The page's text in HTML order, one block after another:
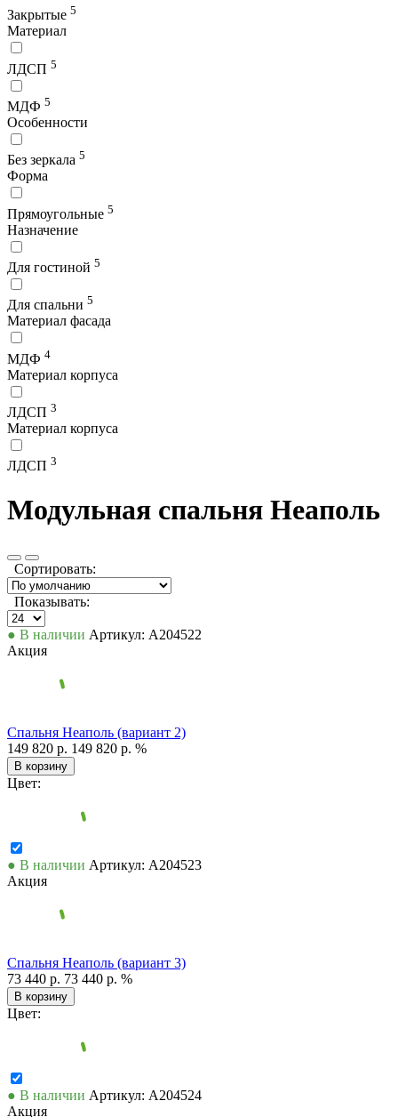
Закрытые 5
Материал
ЛДСП 5
МДФ 5
Особенности
Без зеркала 5
Форма
Прямоугольные 5
Назначение
Для гостиной 5
Для спальни 5
Материал фасада
МДФ 4
Материал корпуса
ЛДСП 3
Материал корпуса
ЛДСП 3
Модульная спальня Неаполь
Сортировать:
Показывать:
● В наличии Артикул: А204522
Акция
Спальня Неаполь (вариант 2)
149 820 р. 149 820 р. %
В корзину
Цвет:
● В наличии Артикул: А204523
Акция
Спальня Неаполь (вариант 3)
73 440 р. 73 440 р. %
В корзину
Цвет:
● В наличии Артикул: А204524
Акция